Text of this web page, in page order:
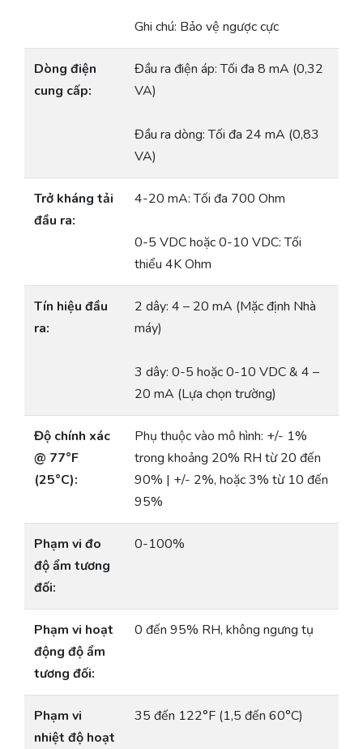
Ghi chú: Bảo vệ ngược cực
Dòng điện
cung cấp:
Đầu ra điện áp: Tối đa 8 mA (0,32
VA)
Đầu ra dòng: Tối đa 24 mA (0,83
VA)
Trở kháng tải
đầu ra:
4-20 mA: Tối đa 700 Ohm
0-5 VDC hoặc 0-10 VDC: Tối
thiểu 4K Ohm
Tín hiệu đầu
ra:
2 dây: 4 – 20 mA (Mặc định Nhà
máy)
3 dây: 0-5 hoặc 0-10 VDC & 4 –
20 mA (Lựa chọn trường)
Độ chính xác
@ 77°F
(25°C):
Phụ thuộc vào mô hình: +/- 1%
trong khoảng 20% RH từ 20 đến
90% | +/- 2%, hoặc 3% từ 10 đến
95%
Phạm vi đo
độ ẩm tương
đối:
0-100%
Phạm vi hoạt
động độ ẩm
tương đối:
0 đến 95% RH, không ngưng tụ
Phạm vi
nhiệt độ hoạt
35 đến 122°F (1,5 đến 60°C)